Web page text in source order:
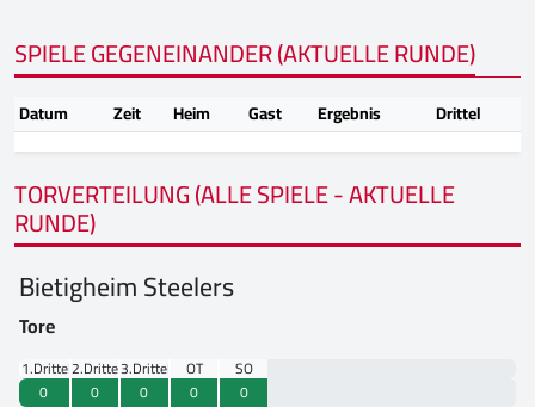
SPIELE GEGENEINANDER (AKTUELLE RUNDE)
Datum Zeit Heim Gast Ergebnis Drittel
TORVERTEILUNG (ALLE SPIELE - AKTUELLE
RUNDE)
Bietigheim Steelers
Tore
1.Drittel2.Drittel3.Drittel OT
SO
0
0 0 0 0